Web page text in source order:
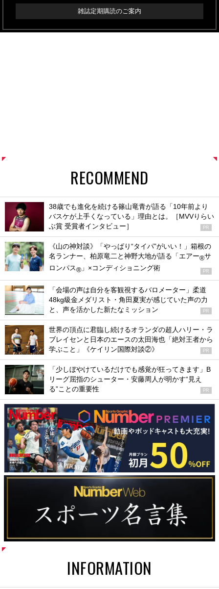
雑誌定期購読のご案内
RECOMMEND
38歳でも進化を続ける篠山竜青が語る「10年前より
バスケが上手くなっている」理由とは。［MVVりらい
ぶ賞 受賞者インタビュー］
PR
《山の神対談》「やっぱり“タイパ”がいい！」箱根の
名ランナー、柏原竜二と神野大地が語る「エアー®サ
ロンパス® 」×コンディショニング術 PR
「会場の声は自分を客観視するバロメーター」柔道
48kg級金メダリスト・角田夏実が感じていた声の力
と、声を活かした新たなミッション
PR
世界の頂点に君臨し続けるオランダの超人ハリー・ラ
ブレイセンと日本のエースの太田海也「絶対王者から
学ぶこと」《ケイリン国際対談②》
PR
「少しぼやけているだけでも感覚が狂ってきます」B
リーグ屈指のシューター・安藤周人が明かす“見え
る”ことの重要性
PR
INFORMATION